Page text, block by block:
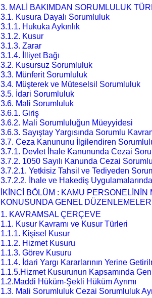
3. MALİ BAKIMDAN SORUMLULUK
3.1. Kusura Dayalı Sorumluluk
3.1.1. Hukuka Aykırılık
3.1.2. Kusur
3.1.3. Zarar
3.1.4. İlliyet Bağı
3.2. Kusursuz Sorumluluk
3.3. Münferit Sorumluluk
3.4. Müşterek ve Müteselsil Sorumluluk
3.5. İdari Sorumluluk
3.6. Mali Sorumluluk
3.6.1. Giriş
3.6.2. Mali Sorumluluğun Müeyyidesi
3.6.3. Sayıştay Yargısında Sorumlu
3.7. Ceza Kanununu İlgilendiren
3.7.1. Devlet İhale Kanununda Cezai
3.7.2. 1050 Sayılı Kanunda Cezai
3.7.2.1. Yetkisiz Tahsil ve Tediyeden
3.7.2.2. İhale ve Hakediş
İKİNCİ BÖLÜM : KAMU PERSONELİNİN
KONUSUNDA GENEL DÜZENLEMELER
1. KAVRAMSAL ÇERÇEVE
1.1. Kusur Kavramı ve Kusur Türleri
1.1.1. Kişisel Kusur
1.1.2. Hizmet Kusuru
1.1.3. Görev Kusuru
1.1.4. İdari Yargı Kararlarının Yerine
1.1.5.Hizmet Kusurunun Kapsamında
1.2.Maddi Hüküm-Şekli Hüküm Ayrımı
1.3. Mali Sorumluluk Cezai Sorumluluk